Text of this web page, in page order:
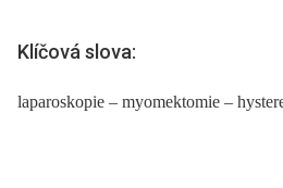
Klíčová slova:
laparoskopie – myomektomie –